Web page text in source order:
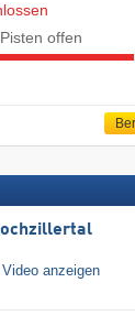
offen
Video anzeigen